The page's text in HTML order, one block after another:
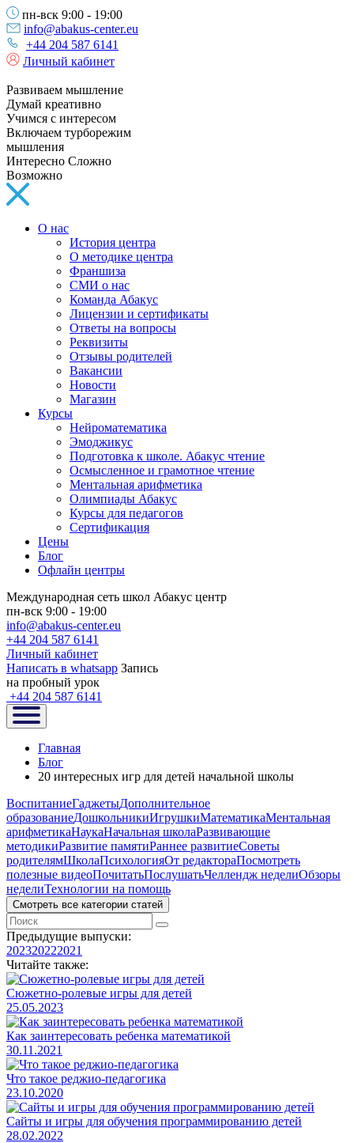
пн-вск 9:00 - 19:00
info@abakus-center.eu
+44 204 587 6141
Личный кабинет
Развиваем мышление
Думай креативно
Учимся с интересом
Включаем турборежим
мышления
Интересно Сложно
Возможно
О нас
История центра
О методике центра
Франшиза
СМИ о нас
Команда Абакус
Лицензии и сертификаты
Ответы на вопросы
Реквизиты
Отзывы родителей
Вакансии
Новости
Магазин
Курсы
Нейроматематика
Эмоджикус
Подготовка к школе. Абакус чтение
Осмысленное и грамотное чтение
Ментальная арифметика
Олимпиады Абакус
Курсы для педагогов
Сертификация
Цены
Блог
Офлайн центры
Международная сеть школ Абакус центр
пн-вск 9:00 - 19:00
info@abakus-center.eu
+44 204 587 6141
Личный кабинет
Написать в whatsapp Запись
на пробный урок
+44 204 587 6141
Главная
Блог
20 интересных игр для детей начальной школы
ВоспитаниеГаджетыДополнительное
образованиеДошкольникиИгрушкиМатематикаМентальная
арифметикаНаукаНачальная школаРазвивающие
методикиРазвитие памятиРаннее развитиеСоветы
родителямШколаПсихологияОт редактораПосмотреть
полезные видеоПочитатьПослушатьЧеллендж неделиОбзоры
неделиТехнологии на помощь
Смотреть все категории статей
Предыдущие выпуски:
202320222021
Читайте также:
Сюжетно-ролевые игры для детей
25.05.2023
Как заинтересовать ребенка математикой
30.11.2021
Что такое реджио-педагогика
23.10.2020
Сайты и игры для обучения программированию детей
28.02.2022